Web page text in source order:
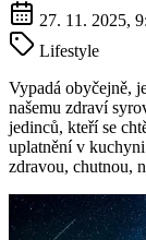
27. 11. 2025,
Lifestyle
Vypadá obyčejně,
našemu zdraví
jedinců, kteří se
uplatnění v
zdravou, chutnou,